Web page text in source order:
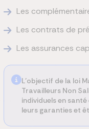
Les
Les contrats de
Les assurances
L’objectif de la loi
Travailleurs Non
individuels en
leurs garanties et